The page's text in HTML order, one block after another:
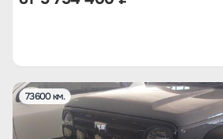
73600 км.